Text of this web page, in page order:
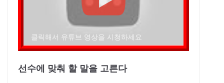
클릭해서 유튜브 영상을 시청하세요
선수에 맞춰 할 말을 고른다